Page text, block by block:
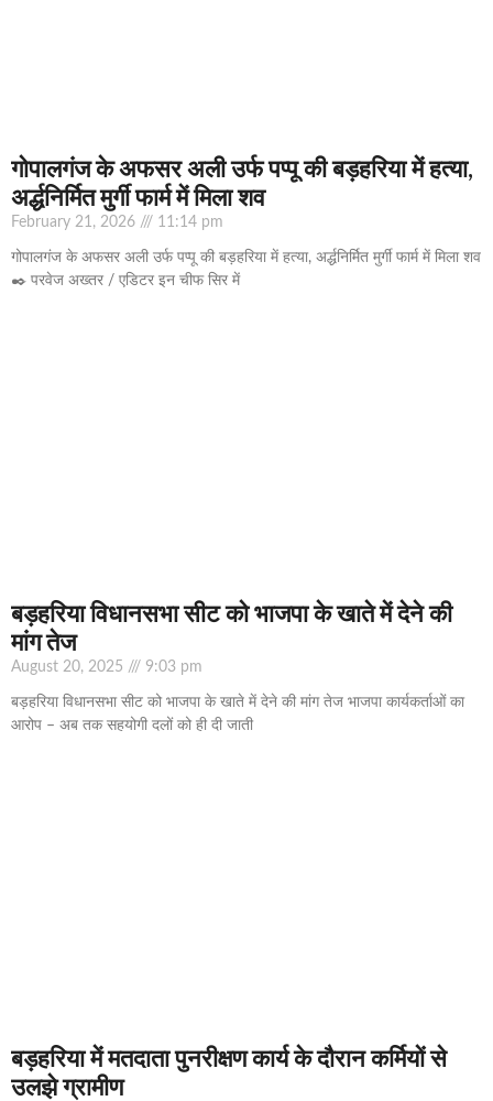
गोपालगंज के अफसर अली उर्फ पप्पू की बड़हरिया में हत्या,
अर्द्धनिर्मित मुर्गी फार्म में मिला शव
February 21, 2026 11:14 pm
गोपालगंज के अफसर अली उर्फ पप्पू की बड़हरिया में हत्या, अर्द्धनिर्मित मुर्गी फार्म में मिला शव
✒️ परवेज अख्तर / एडिटर इन चीफ सिर में
बड़हरिया विधानसभा सीट को भाजपा के खाते में देने की
मांग तेज
August 20, 2025 9:03 pm
बड़हरिया विधानसभा सीट को भाजपा के खाते में देने की मांग तेज भाजपा कार्यकर्ताओं का
आरोप – अब तक सहयोगी दलों को ही दी जाती
बड़हरिया में मतदाता पुनरीक्षण कार्य के दौरान कर्मियों से
उलझे ग्रामीण